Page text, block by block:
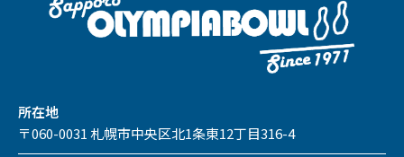
所在地
〒060-0031 札幌市中央区北1条東12丁目316-4